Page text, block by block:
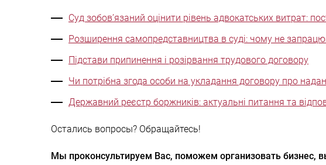
Суд зобов’язаний оцінити рівень адвокатських витрат:
Розширення самопредставництва в суді: чому не
Підстави припинення і розірвання трудового договору
Чи потрібна згода особи на укладання договору про
Державний реєстр боржників: актуальні питання та
Остались вопросы? Обращайтесь!
Мы проконсультируем Вас, поможем организовать бизнес,